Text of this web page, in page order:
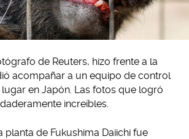
de Reuters, hizo frente a la
acompañar a un equipo de control
en Japón. Las fotos que logró
increíbles.
planta de Fukushima Daiichi fue